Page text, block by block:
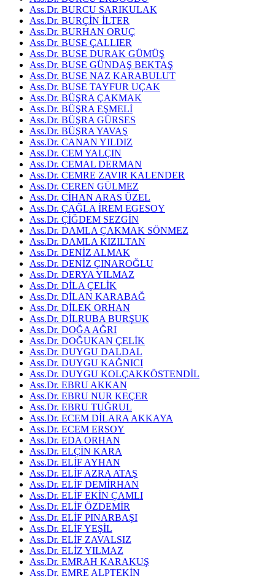
Ass.Dr. BURCU SARIKULAK
Ass.Dr. BURÇİN İLTER
Ass.Dr. BURHAN ORUÇ
Ass.Dr. BUSE ÇALLIER
Ass.Dr. BUSE DURAK GÜMÜŞ
Ass.Dr. BUSE GÜNDAŞ BEKTAŞ
Ass.Dr. BUSE NAZ KARABULUT
Ass.Dr. BUSE TAYFUR UÇAK
Ass.Dr. BÜŞRA ÇAKMAK
Ass.Dr. BÜŞRA EŞMELİ
Ass.Dr. BÜŞRA GÜRSES
Ass.Dr. BÜŞRA YAVAŞ
Ass.Dr. CANAN YILDIZ
Ass.Dr. CEM YALÇIN
Ass.Dr. CEMAL DERMAN
Ass.Dr. CEMRE ZAVIR KALENDER
Ass.Dr. CEREN GÜLMEZ
Ass.Dr. CİHAN ARAS ÜZEL
Ass.Dr. ÇAĞLA İREM EGESOY
Ass.Dr. ÇİĞDEM SEZGİN
Ass.Dr. DAMLA ÇAKMAK SÖNMEZ
Ass.Dr. DAMLA KIZILTAN
Ass.Dr. DENİZ ALMAK
Ass.Dr. DENİZ ÇINAROĞLU
Ass.Dr. DERYA YILMAZ
Ass.Dr. DİLA ÇELİK
Ass.Dr. DİLAN KARABAĞ
Ass.Dr. DİLEK ORHAN
Ass.Dr. DİLRUBA BURŞUK
Ass.Dr. DOĞA AĞRI
Ass.Dr. DOĞUKAN ÇELİK
Ass.Dr. DUYGU DALDAL
Ass.Dr. DUYGU KAĞNICI
Ass.Dr. DUYGU KOLÇAKKÖSTENDİL
Ass.Dr. EBRU AKKAN
Ass.Dr. EBRU NUR KEÇER
Ass.Dr. EBRU TUĞRUL
Ass.Dr. ECEM DİLARA AKKAYA
Ass.Dr. ECEM ERSOY
Ass.Dr. EDA ORHAN
Ass.Dr. ELÇİN KARA
Ass.Dr. ELİF AYHAN
Ass.Dr. ELİF AZRA ATAŞ
Ass.Dr. ELİF DEMİRHAN
Ass.Dr. ELİF EKİN ÇAMLI
Ass.Dr. ELİF ÖZDEMİR
Ass.Dr. ELİF PINARBAŞI
Ass.Dr. ELİF YEŞİL
Ass.Dr. ELİF ZAVALSIZ
Ass.Dr. ELİZ YILMAZ
Ass.Dr. EMRAH KARAKUŞ
Ass.Dr. EMRE ALPTEKİN